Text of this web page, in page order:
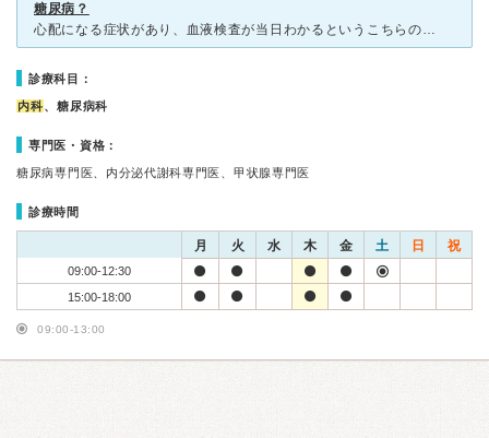
糖尿病？
心配になる症状があり、血液検査が当日わかるというこちらの病院にお世話になりました。 想像通り糖尿病と言われshockでしたが、薬についてや今後の治療について前向きに考えられるようお話して頂きました。
診療科目：
内科、糖尿病科
専門医・資格：
糖尿病専門医、内分泌代謝科専門医、甲状腺専門医
診療時間
月 火 水 木 金 土 日 祝
09:00-12:30
15:00-18:00
09:00-13:00